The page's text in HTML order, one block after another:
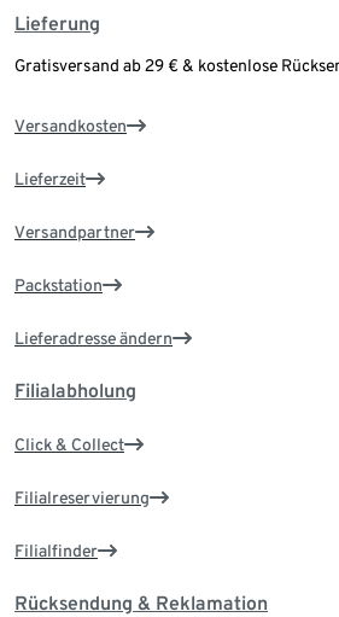
Lieferung
Gratisversand ab 29 € & kostenlose
Versandkosten
Lieferzeit
Versandpartner
Packstation
Lieferadresse ändern
Filialabholung
Click & Collect
Filialreservierung
Filialfinder
Rücksendung & Reklamation